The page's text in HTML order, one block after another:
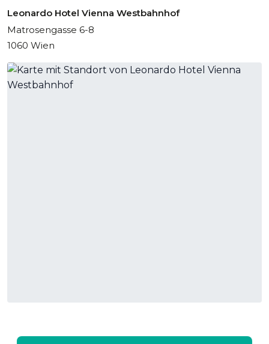
Leonardo Hotel Vienna Westbahnhof
Matrosengasse 6-8
1060 Wien